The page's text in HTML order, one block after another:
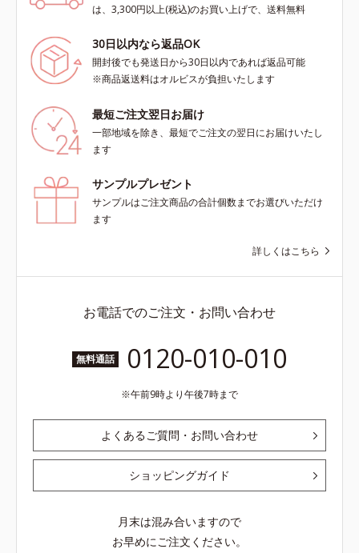
は、3,300円以上(税込)のお買い上げで、送料無料
30日以内なら返品OK
開封後でも発送日から30日以内であれば返品可能
※商品返送料はオルビスが負担いたします
最短ご注文翌日お届け
一部地域を除き、最短でご注文の翌日にお届けいたし
ます
サンプルプレゼント
サンプルはご注文商品の合計個数までお選びいただけ
ます
詳しくはこちら
お電話でのご注文・お問い合わせ
無料通話 0120-010-010
午前9時より午後7時まで
よくあるご質問・お問い合わせ
ショッピングガイド
月末は混み合いますので
お早めにご注文ください。